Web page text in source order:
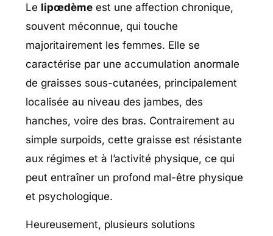
Le lipœdème est une affection chronique,
souvent méconnue, qui touche
majoritairement les femmes. Elle se
caractérise par une accumulation anormale
de graisses sous-cutanées, principalement
localisée au niveau des jambes, des
hanches, voire des bras. Contrairement au
simple surpoids, cette graisse est résistante
aux régimes et à l’activité physique, ce qui
peut entraîner un profond mal-être physique
et psychologique.
Heureusement, plusieurs solutions